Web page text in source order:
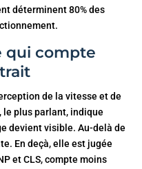
déterminent 80% des
qui compte
de la vitesse et de
, le plus parlant, indique
devient visible. Au-delà de
En deçà, elle est jugée
et CLS, compte moins